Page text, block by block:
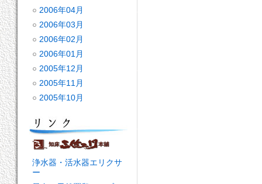
2006年04月
2006年03月
2006年02月
2006年01月
2005年12月
2005年11月
2005年10月
浄水器・活水器エリクサ
ー